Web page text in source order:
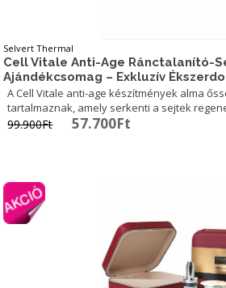
Selvert Thermal
Cell Vitale Anti-Age Ránctalanító-
Ajándékcsomag – Exkluzív
A Cell Vitale anti-age készítmények alma
tartalmaznak, amely serkenti a sejtek
99.900Ft Original
57.700Ft